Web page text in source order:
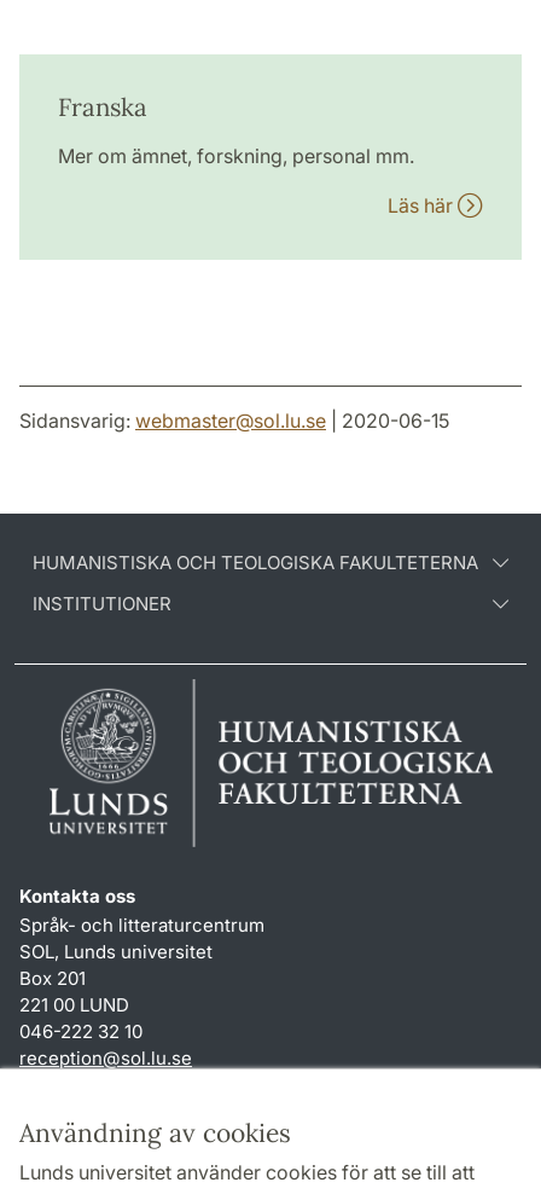
Användning av cookies
Lunds universitet använder cookies för att se till att
Franska
Mer om ämnet, forskning, personal mm.
Läs här
Sidansvarig: webmaster@sol.lu.se | 2020-06-15
HUMANISTISKA OCH TEOLOGISKA FAKULTETERNA
INSTITUTIONER
Kontakta oss
Språk- och litteraturcentrum
SOL, Lunds universitet
Box 201
221 00 LUND
046-222 32 10
reception@sol.lu.se
Genvägar
Om webbplatsen och cookies